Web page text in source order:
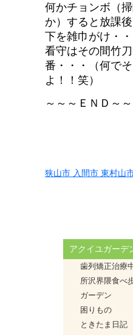
何かチョンボ（
か）すると放課
下を雑巾がけ・・
看守はその間竹
番・・・（何で
よ！！笑）
～～～ＥＮＤ～～
狭山市 入間市 東村山
アクイユガーデ
歯列矯正治療
所沢界隈食べ
ガーデン
困りもの
ときたま日記